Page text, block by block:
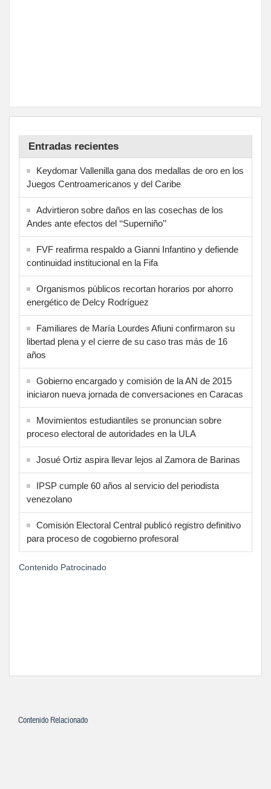
Entradas recientes
Keydomar Vallenilla gana dos medallas de oro en los
Juegos Centroamericanos y del Caribe
Advirtieron sobre daños en las cosechas de los
Andes ante efectos del ‘‘Superniño’’
FVF reafirma respaldo a Gianni Infantino y defiende
continuidad institucional en la Fifa
Organismos públicos recortan horarios por ahorro
energético de Delcy Rodríguez
Familiares de María Lourdes Afiuni confirmaron su
libertad plena y el cierre de su caso tras más de 16
años
Gobierno encargado y comisión de la AN de 2015
iniciaron nueva jornada de conversaciones en Caracas
Movimientos estudiantiles se pronuncian sobre
proceso electoral de autoridades en la ULA
Josué Ortiz aspira llevar lejos al Zamora de Barinas
IPSP cumple 60 años al servicio del periodista
venezolano
Comisión Electoral Central publicó registro definitivo
para proceso de cogobierno profesoral
Contenido Patrocinado
Contenido Relacionado